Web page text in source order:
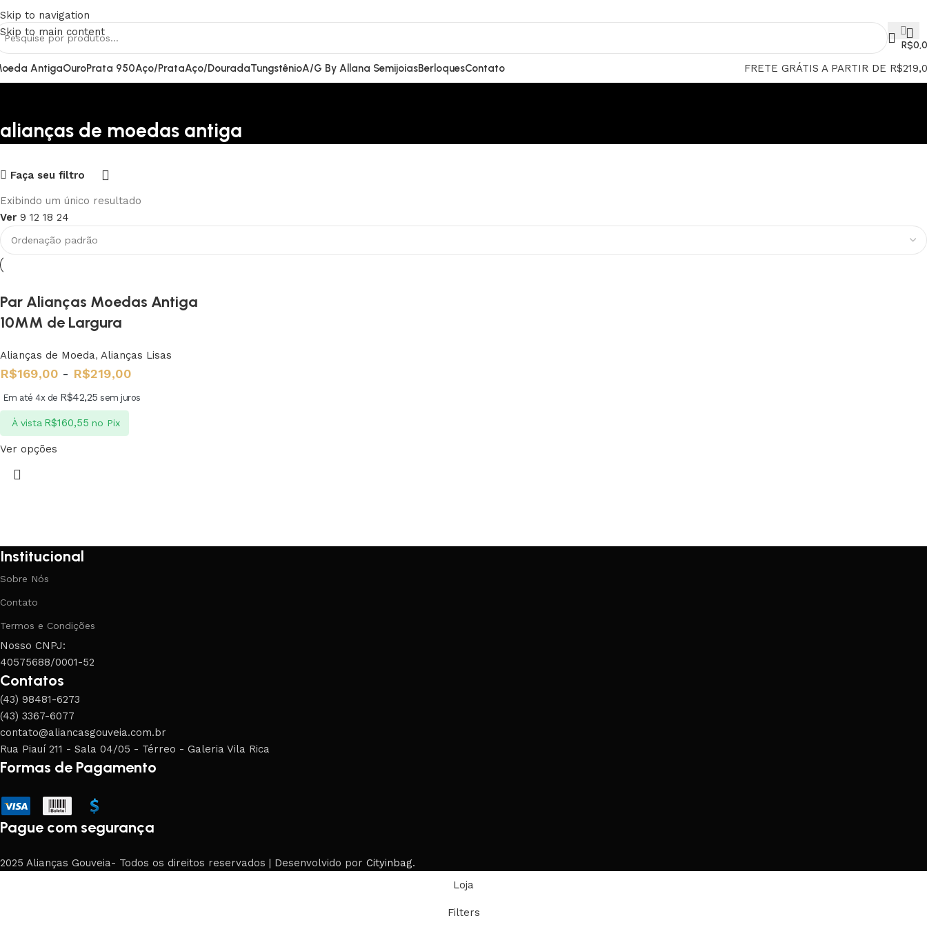
Skip to navigation
Skip to main content
R$
AntigaOuroPrata 950Aço/PrataAço/DouradaTungstênioA/G By Allana SemijoiasBerloquesContato FRETE GRÁTIS A PARTIR DE
alianças de moedas antiga
Upholstered chair
Discount 10%
Shop Now
Faça seu filtro
Exibindo um único resultado
Ver 9 12 18 24
Par Alianças Moedas Antiga
10MM de Largura
Alianças de Moeda, Alianças Lisas
R$169,00 - R$219,00
Em até 4x de R$42,25 sem juros
À vista R$160,55 no Pix
Ver opções
Institucional
Sobre Nós
Contato
Termos e Condições
Nosso CNPJ:
40575688/0001-52
Contatos
(43) 98481-6273
(43) 3367-6077
contato@aliancasgouveia.com.br
Rua Piauí 211 - Sala 04/05 - Térreo - Galeria Vila Rica
Formas de Pagamento
Pague com segurança
2025 Alianças Gouveia- Todos os direitos reservados | Desenvolvido por Cityinbag.
Loja
Filters